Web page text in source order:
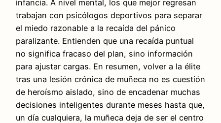
infancia. A nivel mental, los que mejor regresan
trabajan con psicólogos deportivos para separar
el miedo razonable a la recaída del pánico
paralizante. Entienden que una recaída puntual
no significa fracaso del plan, sino información
para ajustar cargas. En resumen, volver a la élite
tras una lesión crónica de muñeca no es cuestión
de heroísmo aislado, sino de encadenar muchas
decisiones inteligentes durante meses hasta que,
un día cualquiera, la muñeca deja de ser el centro